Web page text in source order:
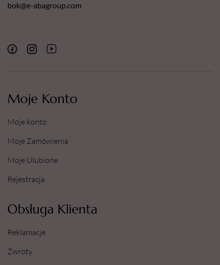
Moje Konto
Moje konto
Moje Zamówienia
Moje Ulubione
Rejestracja
Obsługa Klienta
Reklamacje
Zwroty
bok@e-abagroup.com